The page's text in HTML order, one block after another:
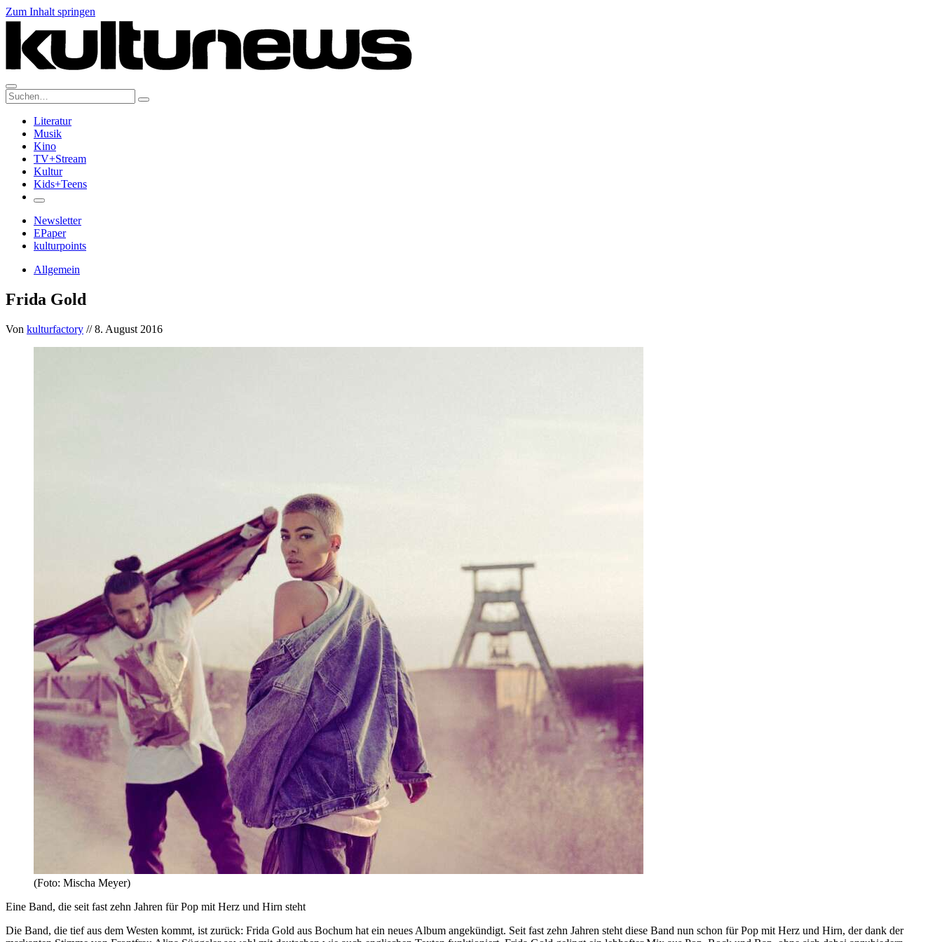
Zum Inhalt springen
Suche:
Literatur
Musik
Kino
TV+Stream
Kultur
Kids+Teens
Newsletter
EPaper
kulturpoints
Allgemein
Frida Gold
Von kulturfactory // 8. August 2016
(Foto: Mischa Meyer)
Eine Band, die seit fast zehn Jahren für Pop mit Herz und Hirn steht
Die Band, die tief aus dem Westen kommt, ist zurück: Frida Gold aus Bochum hat ein neues Album angekündigt. Seit fast zehn Jahren steht diese Band nun schon für Pop mit Herz und Hirn, der dank der